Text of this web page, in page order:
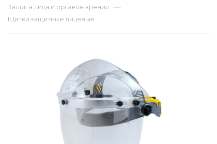
Защита лица и органов зрения —
Щитки защитные лицевые